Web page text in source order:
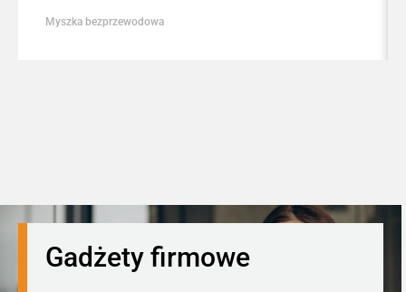
Myszka bezprzewodowa
Gadżety firmowe